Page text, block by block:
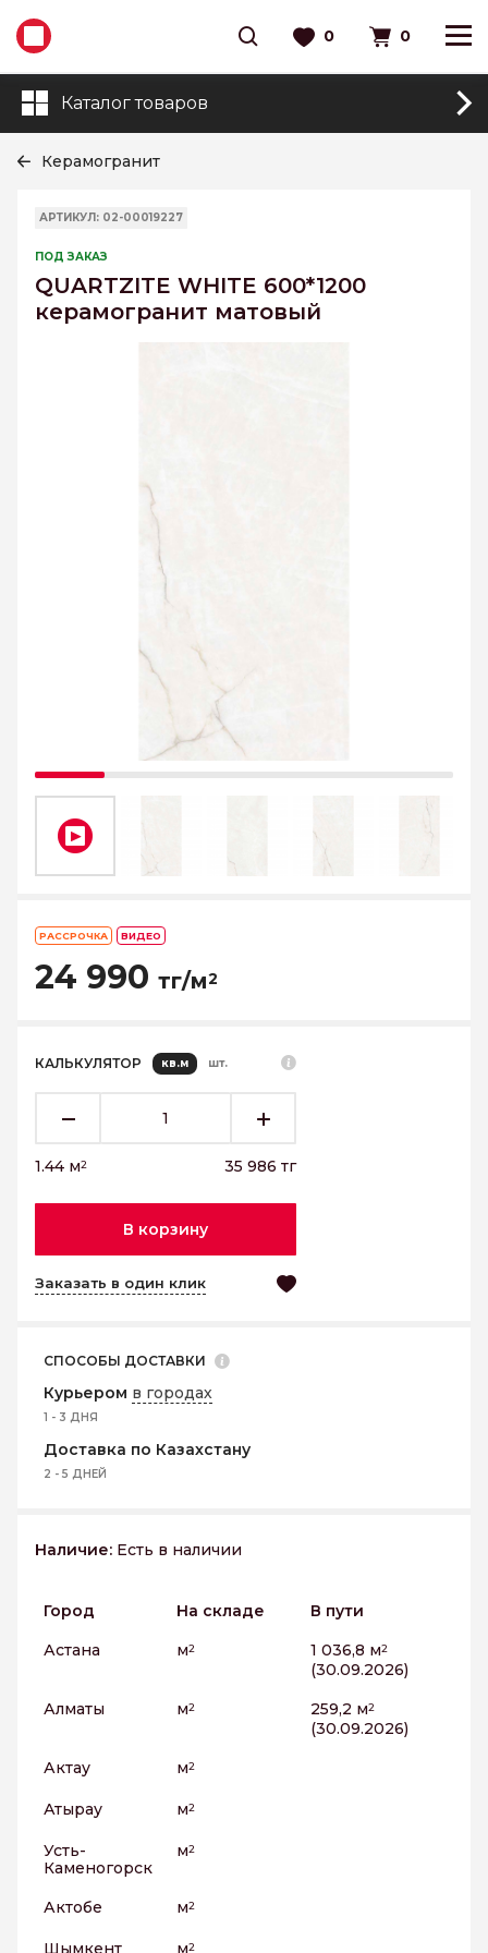
0 0
Каталог товаров
Керамогранит
АРТИКУЛ: 02-00019227
ПОД ЗАКАЗ
QUARTZITE WHITE 600*1200
керамогранит матовый
РАССРОЧКА ВИДЕО
24 990 тг/м2
КАЛЬКУЛЯТОР кв.м шт.
1.44 м2 35 986 тг
В корзину
Заказать в один клик
СПОСОБЫ ДОСТАВКИ
Курьером в городах
1 - 3 ДНЯ
Доставка по Казахстану
2 - 5 ДНЕЙ
Наличие: Есть в наличии
Город На складе
В пути
Астана
м2 1 036,8 м2
(30.09.2026)
Алматы
м2 259,2 м2
(30.09.2026)
Актау
м2
Атырау м2
Усть-
Каменогорск
м2
Актобе м2
Шымкент м2